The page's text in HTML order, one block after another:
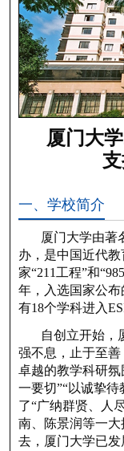
厦门大
一、学校简介
厦门大学由著
办，是中国近代
家“211工程”和
年，入选国家公
有18个学科进入
自创立开始，
强不息，止于至
卓越的教学科研
一要切”“以诚挚
了“广纳群贤、人
南、陈景润等一
去，厦门大学已